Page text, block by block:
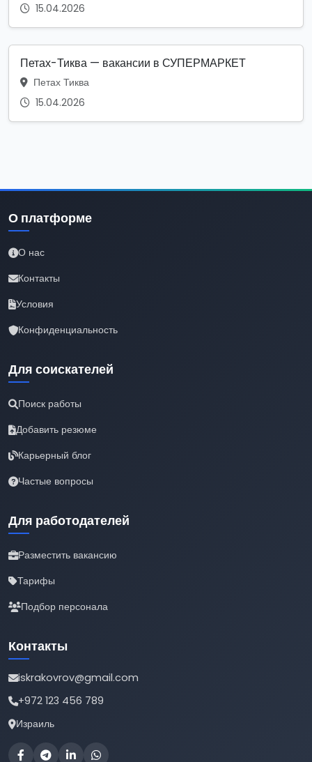
15.04.2026
Петах-Тиква — вакансии в СУПЕРМАРКЕТ
Петах Тиква
15.04.2026
О платформе
О нас
Контакты
Условия
Конфиденциальность
Для соискателей
Поиск работы
Добавить резюме
Карьерный блог
Частые вопросы
Для работодателей
Разместить вакансию
Тарифы
Подбор персонала
Контакты
iskrakovrov@gmail.com
+972 123 456 789
Израиль